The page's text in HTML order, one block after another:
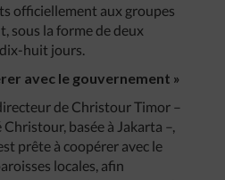
officiellement aux groupes
sous la forme de deux
huit jours.
avec le gouvernement »
de Christour Timor –
basée à Jakarta –,
prête à coopérer avec le
locales, afin